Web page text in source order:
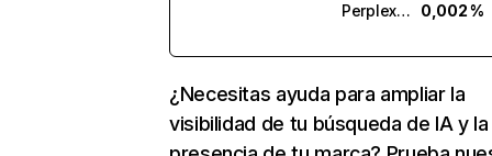
Perplexity
0,002 %
¿Necesitas ayuda para ampliar la
visibilidad de tu búsqueda de IA y la